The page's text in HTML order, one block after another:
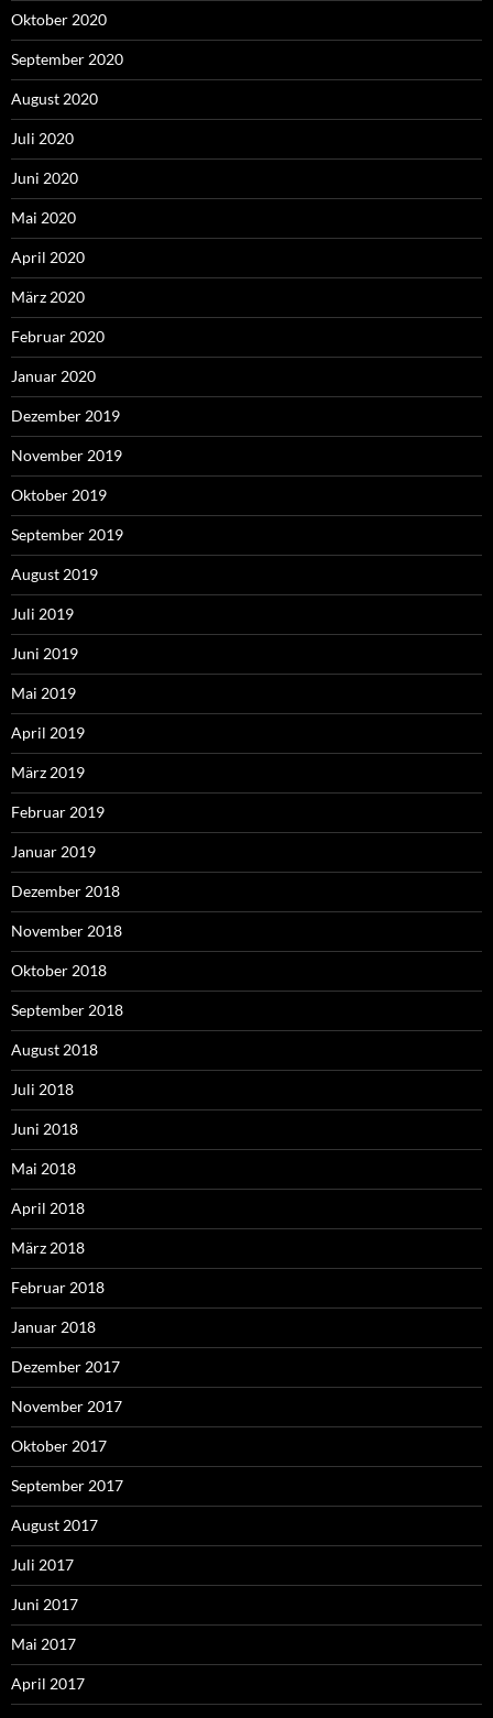
Oktober 2020
September 2020
August 2020
Juli 2020
Juni 2020
Mai 2020
April 2020
März 2020
Februar 2020
Januar 2020
Dezember 2019
November 2019
Oktober 2019
September 2019
August 2019
Juli 2019
Juni 2019
Mai 2019
April 2019
März 2019
Februar 2019
Januar 2019
Dezember 2018
November 2018
Oktober 2018
September 2018
August 2018
Juli 2018
Juni 2018
Mai 2018
April 2018
März 2018
Februar 2018
Januar 2018
Dezember 2017
November 2017
Oktober 2017
September 2017
August 2017
Juli 2017
Juni 2017
Mai 2017
April 2017